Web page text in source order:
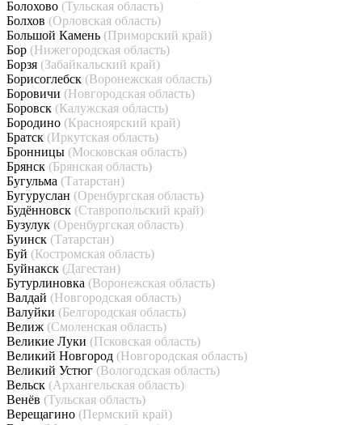
Болохово (Тульская область)
Болхов (Орловская область)
Большой Камень (Приморский край)
Бор (Нижегородская область)
Борзя (Забайкальский край)
Борисоглебск (Воронежская область)
Боровичи (Новгородская область)
Боровск (Калужская область)
Бородино (Красноярский край)
Братск (Иркутская область)
Бронницы (Московская область)
Брянск (Брянская область)
Бугульма (Татарстан)
Бугуруслан (Оренбургская область)
Будённовск (Ставропольский край)
Бузулук (Оренбургская область)
Буинск (Татарстан)
Буй (Костромская область)
Буйнакск (Дагестан)
Бутурлиновка (Воронежская область)
Валдай (Новгородская область)
Валуйки (Белгородская область)
Велиж (Смоленская область)
Великие Луки (Псковская область)
Великий Новгород (Новгородская область)
Великий Устюг (Вологодская область)
Вельск (Архангельская область)
Венёв (Тульская область)
Верещагино (Пермский край)